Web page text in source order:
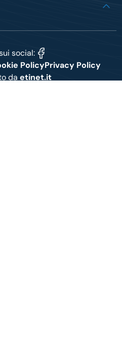
social:
PolicyPrivacy Policy
da etinet.it